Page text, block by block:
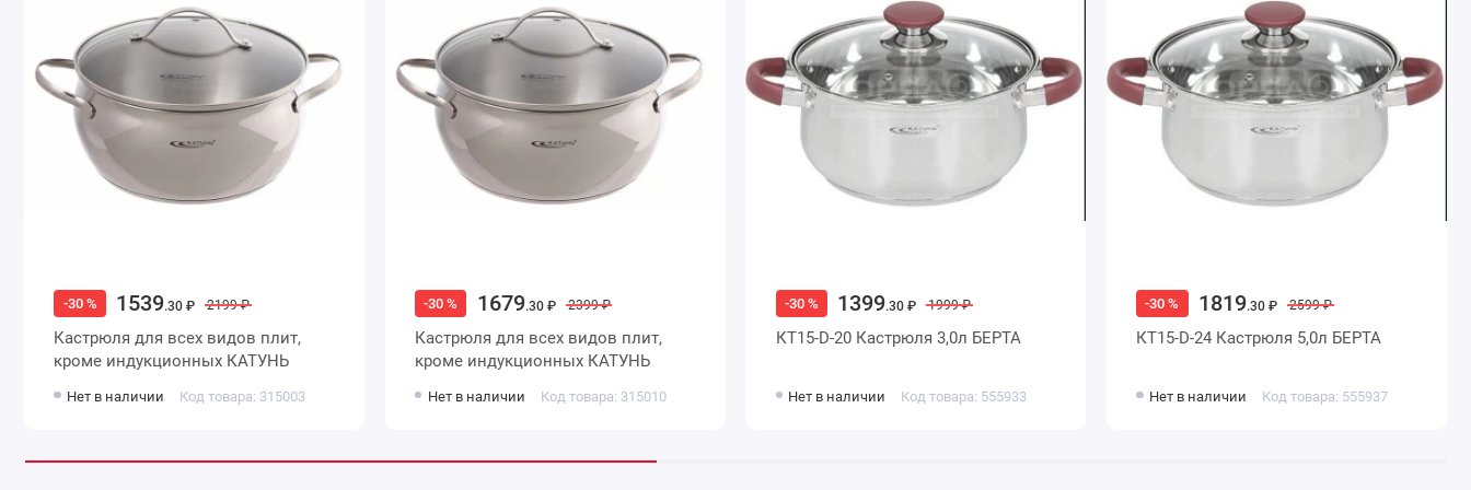
-30 % 1539.30 ₽ 2199 ₽
Кастрюля для всех видов плит,
кроме индукционных КАТУНЬ
Нет в наличии Код товара: 315003
-30 % 1679.30 ₽ 2399 ₽
Кастрюля для всех видов плит,
кроме индукционных КАТУНЬ
Нет в наличии Код товара: 315010
-30 % 1399.30 ₽ 1999 ₽
КТ15-D-20 Кастрюля 3,0л БЕРТА
Нет в наличии Код товара: 555933
-30 % 1819.30 ₽ 2599 ₽
КТ15-D-24 Кастрюля 5,0л БЕРТА
Нет в наличии Код товара: 555937